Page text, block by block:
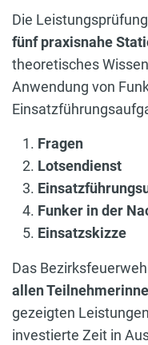
Die
fünf praxisnahe
theoretisches
Anwendung von
Fragen
Lotsendienst
Funker in der
Einsatzskizze
Das
allen
gezeigten
investierte Zeit in